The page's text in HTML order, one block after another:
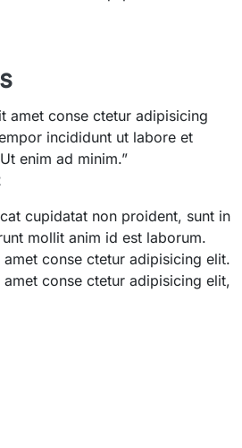
amet conse ctetur adipisicing
incididunt ut labore et
enim ad minim.”
cupidatat non proident, sunt in
mollit anim id est laborum.
conse ctetur adipisicing elit.
conse ctetur adipisicing elit,